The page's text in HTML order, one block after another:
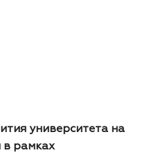
университета на
рамках